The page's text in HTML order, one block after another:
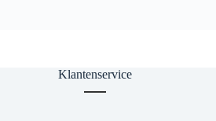
Klantenservice